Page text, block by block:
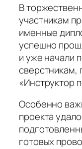
В
участникам
именные
успешно
и уже начали
сверстникам,
«Инструктор
Особенно
проекта
готовых